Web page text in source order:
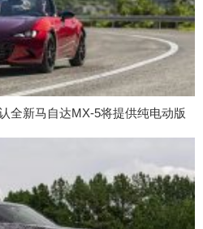
全新马自达MX-5将提供纯电动版